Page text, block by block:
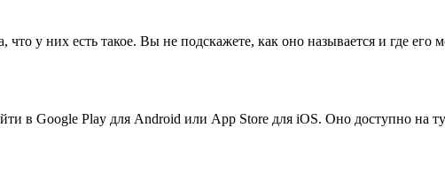
у них есть такое. Вы не подскажете, как оно называется и где его
в Google Play для Android или App Store для iOS. Оно доступно на